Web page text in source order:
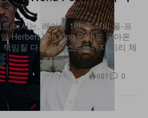
나서는, 레이블 10k 주최의 풀‑프
Herbert Von King Park로 돌아온
임질 다른 아티스트들까지 미리 체
681